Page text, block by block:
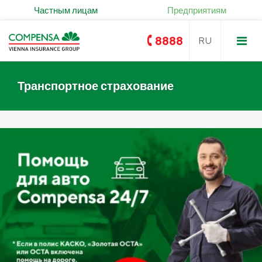
Compensa Life
Золотое ОСTA
KASKO
Частным лицам Предприятиям
8888
Транспортное страхование